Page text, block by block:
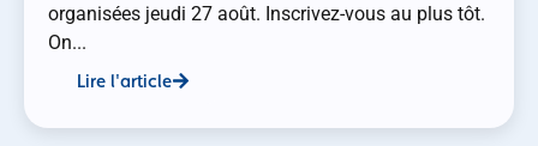
organisées jeudi 27 août. Inscrivez-vous au plus tôt.
On...
Lire l'article